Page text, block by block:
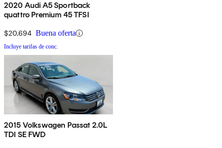
2020 Audi A5 Sportback
quattro Premium 45 TFSI
$20,694 Buena oferta
Incluye tarifas de conc.
2015 Volkswagen Passat 2.0L
TDI SE FWD